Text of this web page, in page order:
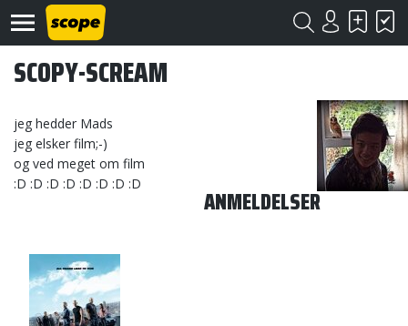
SCOPY-SCREAM
jeg hedder Mads
jeg elsker film;-)
og ved meget om film
:D :D :D :D :D :D :D :D
ANMELDELSER